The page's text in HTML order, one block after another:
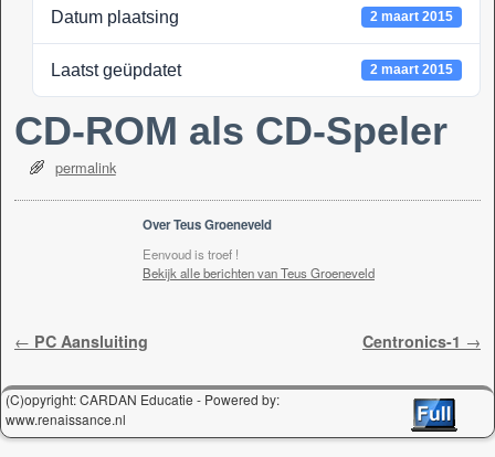
Datum plaatsing 2 maart 2015
Laatst geüpdatet 2 maart 2015
CD-ROM als CD-Speler
permalink
Over Teus Groeneveld
Eenvoud is troef !
Bekijk alle berichten van Teus Groeneveld
Berichtnavigatie
← PC Aansluiting Centronics-1 →
(C)opyright: CARDAN Educatie - Powered by:
www.renaissance.nl